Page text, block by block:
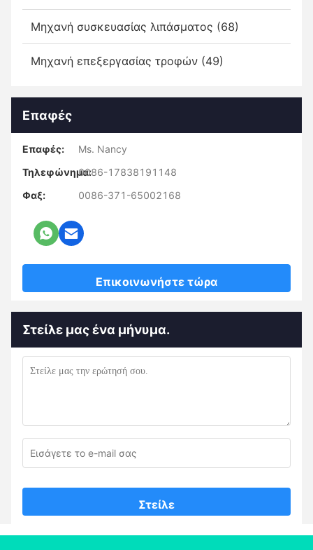
Μηχανή συσκευασίας λιπάσματος (68)
Μηχανή επεξεργασίας τροφών (49)
Επαφές
Επαφές:
Ms. Nancy
Τηλεφώνημα:0086-17838191148
Φαξ:
0086-371-65002168
Επικοινωνήστε τώρα
Στείλε μας ένα μήνυμα.
Στείλε